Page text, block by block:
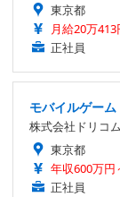
東京都
月給20万413
正社員
モバイルゲー
株式会社ドリコム
東京都
年収600万円
正社員